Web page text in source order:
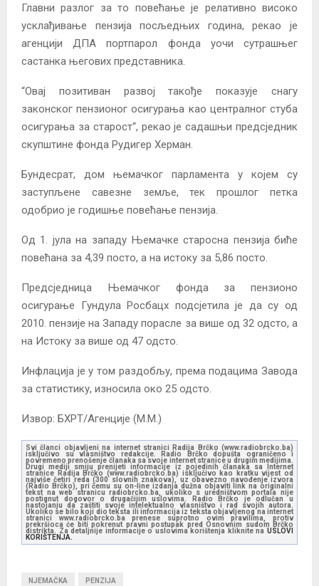
Главни разлог за то повећање је релативно високо
усклађивање пензија посљедњих година, рекао је
агенцији ДПА портпарол фонда уочи сутрашњег
састанка његових представника.
“Овај позитиван развој такође показује снагу
законског пензионог осигурања као централног стуба
осигурања за старост“, рекао је садашњи предсједник
скупштине фонда Рудигер Херман.
Бундесрат, дом њемачког парламента у којем су
заступљене савезне земље, тек прошлог петка
одобрио је годишње повећање пензија.
Од 1. јула на западу Њемачке старосна пензија биће
повећана за 4,39 посто, а на истоку за 5,86 посто.
Предсједница Њемачког фонда за пензионо
осигурање Гундула Росбацх подсјетила је да су од
2010. пензије на Западу порасле за више од 32 одсто, а
на Истоку за више од 47 одсто.
Инфлација је у том раздобљу, према подацима Завода
за статистику, износила око 25 одсто.
Извор: БХРТ/Агенције (М.М.)
Svi članci objavljeni na internet stranici Radija Brčko (www.radiobrcko.ba)
isključivo su vlasništvo redakcije. Radio Brčko dopušta ograničeno i
povremeno prenošenje članaka sa svoje internet stranice u drugim medijima.
Drugi mediji smiju prenijeti informacije iz pojedinih članaka sa Internet
stranice Radija Brčko (www.radiobrcko.ba) isključivo kao kratku vijest od
najviše četiri reda (300 slovnih znakova), uz obavezno navođenje izvora
(Radio Brčko), pri čemu su on-line izdanja dužna objaviti link na originalni
tekst na web stranicu radiobrcko.ba, ukoliko s uredništvom portala nije
postignut dogovor o drugačijim uslovima. Radio Brčko je odlučan u
nastojanju da zaštiti svoje intelektualno vlasništvo i rad svojih autora.
Ukoliko se bilo koji dio teksta ili informacija iz teksta objavljenog na internet
stranici www.radiobrcko.ba prenese suprotno ovim pravilima, protiv
prekršioca će biti pokrenut pravni postupak pred Osnovnim sudom Brčko
distrikta. Za detaljnije informacije o uslovima korištenja kliknite na USLOVI
KORIŠTENJA.
NJEMAČKA PENZIJA